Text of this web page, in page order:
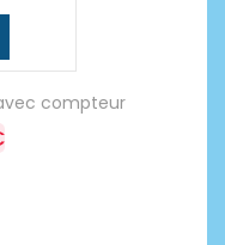
compteur